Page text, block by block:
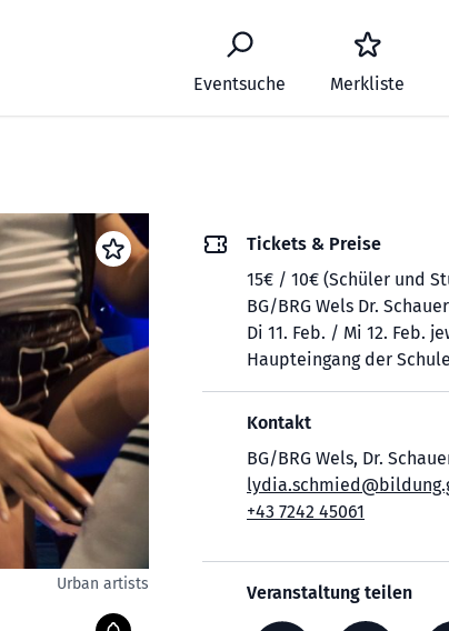
Eventsuche Merkliste
Urban artists
Tickets & Preise
15€ / 10€ (Schüler und
BG/BRG Wels Dr.
Di 11. Feb. / Mi 12. Feb.
Haupteingang der
Kontakt
BG/BRG Wels, Dr.
+43 7242 45061
Veranstaltung teilen